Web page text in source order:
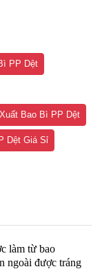
PP Dệt
Bao Bì PP Dệt
Dệt Giá Sỉ
làm từ bao
ngoài được tráng